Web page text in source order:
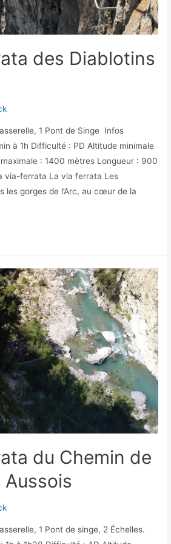
des Diablotins
1 Pont de Singe Infos
à 1h Difficulté : PD Altitude minimale
: 1400 mètres Longueur : 900
via-ferrata La via ferrata Les
les gorges de l’Arc, au cœur de la
du Chemin de
Aussois
1 Pont de singe, 2 Échelles.